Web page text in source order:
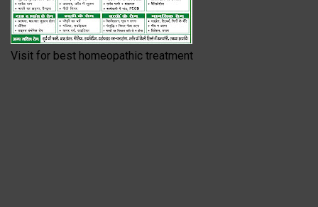
Visit for best homeopathic treatment